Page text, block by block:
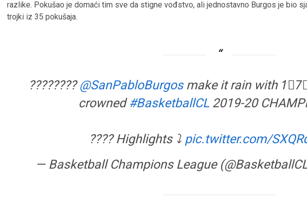
razlike. Pokušao je domaći tim sve da stigne vođstvo, ali jednostavno Burgos je bio
trojki iz 35 pokušaja.
????????@SanPabloBurgosmake it rain with
crowned#BasketballCL2019-20
???? Highlights ⤵️ pic.twitter.com/
— Basketball Champions League